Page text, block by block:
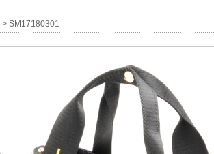
> SM17180301